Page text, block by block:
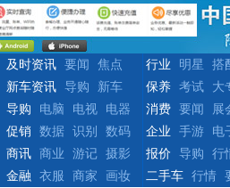
及时资讯 要闻
焦点
新车资讯
导购 新车
行业 明星 搭
保养
考试 大
导购
电脑 电视
电器
促销
数据 识别 数码
消费 要闻 展
企业
手游 电
商讯
商业 游记
摄影
金融
衣服 商家 画妆
报价 导购 行
二手车
行情